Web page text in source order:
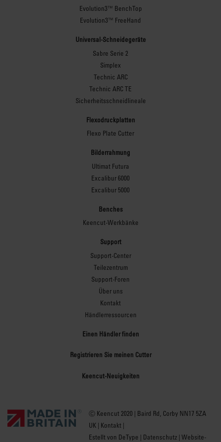
Schneidmatte
erforderlich. Bitte
beachten Sie, dass die
Schneidmatte nicht im
Lieferumfang enthalten
Genauigkeit
Das Simplex schneidet
gerade Schnitte mit einer
garantierten Genauigkeit
von 1,0 mm entlang der
gesamten Länge des
der Unterseite des
Schneidegeräts sichert
und schützt das Material
des Einsatzes. Das
einsetzbar und auf
Genauigkeit kalibriert.
Dank des Designs bleibt
erhalten.
Doppelt geschliffene, beidseitig verwendbare
Materialien
Produktinformation >
Evolution3™ BenchTop
Evolution3™ FreeHand
Universal-Schneidegeräte
Sabre Serie 2
Simplex
Technic ARC
Technic ARC TE
Sicherheitsschneidlineale
Flexodruckplatten
Flexo Plate Cutter
Bilderrahmung
Ultimat Futura
Excalibur 6000
Excalibur 5000
Benches
Keencut-Werkbänke
Support
Support-Center
Teilezentrum
Support-Foren
Über uns
Kontakt
Händlerressourcen
Einen Händler finden
Registrieren Sie meinen Cutter
Keencut-Neuigkeiten
Ⓒ Keencut 2020 | Baird Rd, Corby NN17 5ZA
UK | Kontakt |
Estellt von DeType | Datenschutz | Website-